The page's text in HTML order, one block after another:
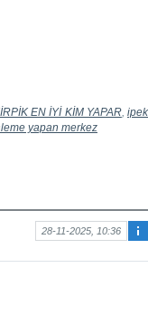
EN İYİ KİM YAPAR,ipek
yapan merkez
kal
28-11-2025, 10:36